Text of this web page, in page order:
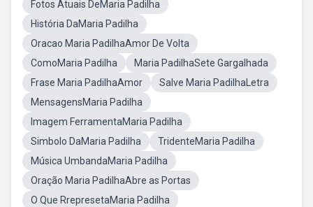
Fotos Atuais DeMaria Padilha
História DaMaria Padilha
Oracao Maria PadilhaAmor De Volta
ComoMaria Padilha
Maria PadilhaSete Gargalhada
Frase Maria PadilhaAmor
Salve Maria PadilhaLetra
MensagensMaria Padilha
Imagem FerramentaMaria Padilha
Simbolo DaMaria Padilha
TridenteMaria Padilha
Música UmbandaMaria Padilha
Oração Maria PadilhaAbre as Portas
O Que RrepresetaMaria Padilha